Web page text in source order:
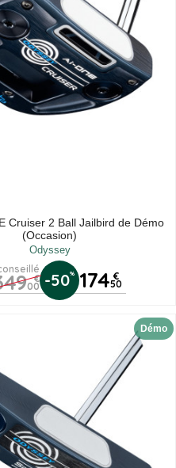
Cruiser 2 Ball Jailbird de Démo
(Occasion)
Odyssey
€
00 -50% 174 €
50
Démo